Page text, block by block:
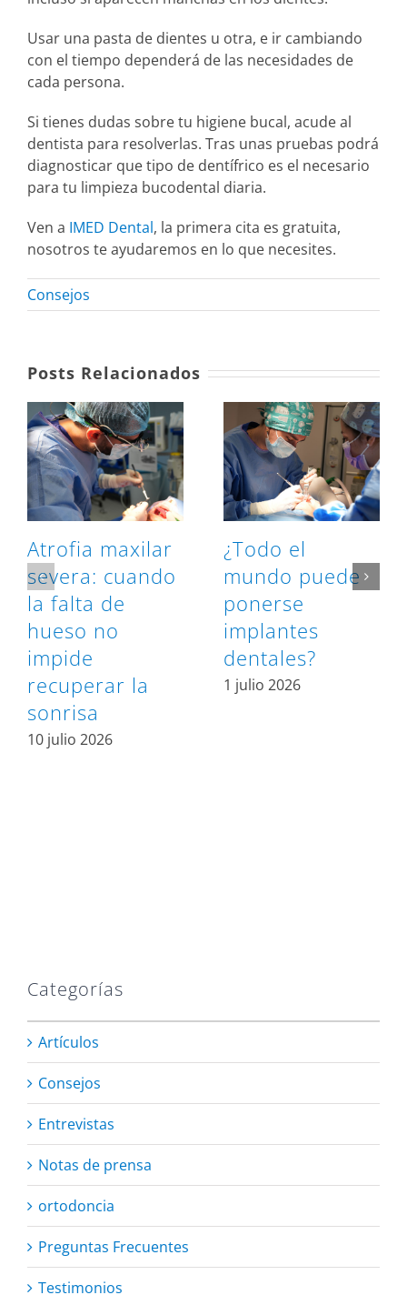
Usar una pasta de dientes u otra, e ir cambiando
con el tiempo dependerá de las necesidades de
cada persona.
Si tienes dudas sobre tu higiene bucal, acude al
dentista para resolverlas. Tras unas pruebas podrá
diagnosticar que tipo de dentífrico es el necesario
para tu limpieza bucodental diaria.
Ven a IMED Dental, la primera cita es gratuita,
nosotros te ayudaremos en lo que necesites.
Consejos
Posts Relacionados
Atrofia maxilar
severa: cuando
la falta de
hueso no
impide
recuperar la
sonrisa
10 julio 2026
¿Todo el
mundo puede
ponerse
implantes
dentales?
1 julio 2026
Categorías
Artículos
Consejos
Entrevistas
Notas de prensa
ortodoncia
Preguntas Frecuentes
Testimonios